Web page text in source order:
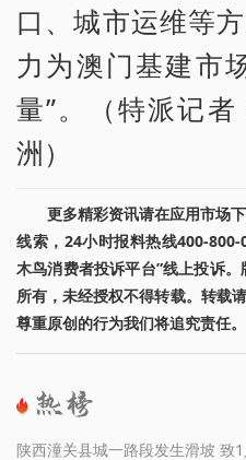
口、城市运维等
力为澳门基建市
量”。（特派记
洲）
更多精彩资讯请在应用市场
线索，24小时报料热线400-
木鸟消费者投诉平台”线上投诉
所有，未经授权不得转载。转
尊重原创的行为我们将追究责任。
陕西潼关县城一路段发生滑坡 致